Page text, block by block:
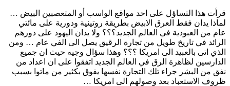
قرأت هذا التساؤل على احد مواقع الواسب أو المتعصبين البيض …
لماذا يدان فقط العرق الابيض بطريقة روتينية ودورية على مائتي
عام من العبودية في العالم الجديد؟؟؟ ولا يدان اليهود على دورهم
الرائد في تاريخ طويل من تجارة الرقيق يصل الى الفي عام … ومن
الذي اتى بالعبيد الى امريكا ؟؟؟ وهذا سؤال وجيه حيث ان جميع
الدارسين لظاهرة الرق في العالم الجديد اتفقوا على ان اعداد من
نفق من البشر جراء تلك التجارة نفسها يفوق بكثير من ماتوا بسبب
ظروف الاستعباد بعد وصولهم الى امريكا …